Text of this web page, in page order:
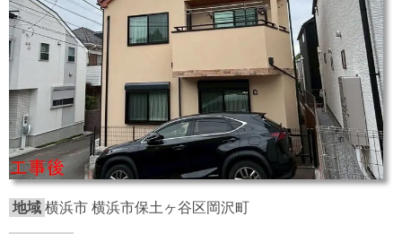
地域 横浜市 横浜市保土ヶ谷区岡沢町